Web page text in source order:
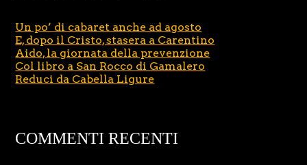
Un po’ di cabaret anche ad agosto
E, dopo il Cristo, stasera a Carentino
Aido, la giornata della prevenzione
Col libro a San Rocco di Gamalero
Reduci da Cabella Ligure
COMMENTI RECENTI